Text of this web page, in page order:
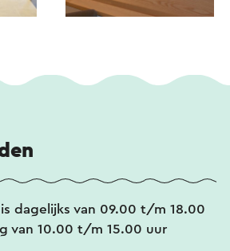
dagelijks van 09.00 t/m 18.00
van 10.00 t/m 15.00 uur